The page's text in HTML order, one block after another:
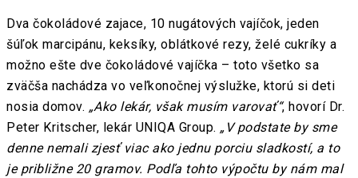
Dva čokoládové zajace, 10 nugátových vajíčok, jeden
šúľok marcipánu, keksíky, oblátkové rezy, želé cukríky a
možno ešte dve čokoládové vajíčka – toto všetko sa
zväčša nachádza vo veľkonočnej výslužke, ktorú si deti
nosia domov. „Ako lekár, však musím varovať“, hovorí Dr.
Peter Kritscher, lekár UNIQA Group. „V podstate by sme
denne nemali zjesť viac ako jednu porciu sladkostí, a to
je približne 20 gramov. Podľa tohto výpočtu by nám mal